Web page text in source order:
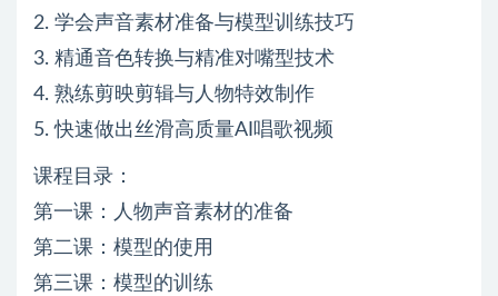
2. 学会声音素材准备与模型训练技巧
3. 精通音色转换与精准对嘴型技术
4. 熟练剪映剪辑与人物特效制作
5. 快速做出丝滑高质量AI唱歌视频
课程目录：
第一课：人物声音素材的准备
第二课：模型的使用
第三课：模型的训练